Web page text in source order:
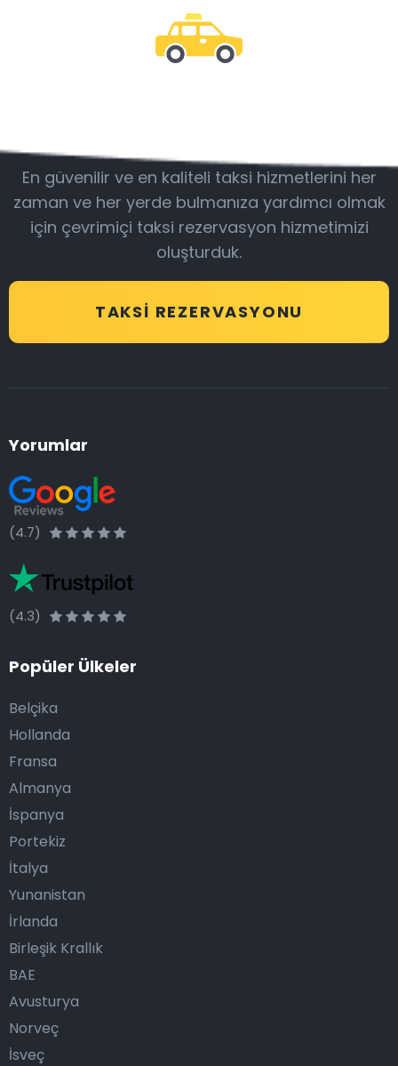
En güvenilir ve en kaliteli taksi hizmetlerini her
zaman ve her yerde bulmanıza yardımcı olmak
için çevrimiçi taksi rezervasyon hizmetimizi
oluşturduk.
TAKSI REZERVASYONU
Yorumlar
(4.7)
(4.3)
Popüler Ülkeler
Belçika
Hollanda
Fransa
Almanya
İspanya
Portekiz
İtalya
Yunanistan
İrlanda
Birleşik Krallık
BAE
Avusturya
Norveç
İsveç